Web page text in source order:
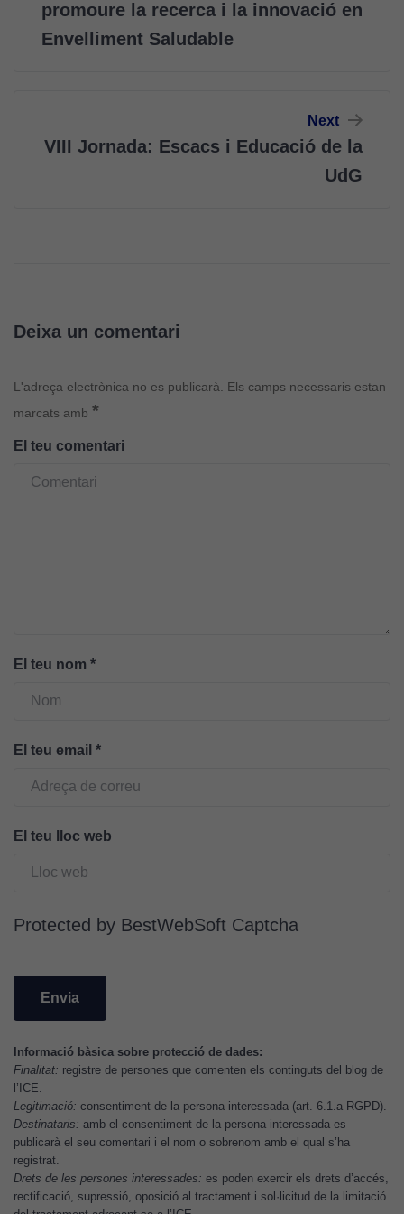
promoure la recerca i la innovació en
Envelliment Saludable
Next
VIII Jornada: Escacs i Educació de la
UdG
Deixa un comentari
L'adreça electrònica no es publicarà.
Els camps necessaris estan
marcats amb *
El teu comentari
El teu nom *
El teu email *
El teu lloc web
Protected by BestWebSoft Captcha
Informació bàsica sobre protecció de dades:
Finalitat: registre de persones que comenten els continguts del blog de
l’ICE.
Legitimació: consentiment de la persona interessada (art. 6.1.a RGPD).
Destinataris: amb el consentiment de la persona interessada es
publicarà el seu comentari i el nom o sobrenom amb el qual s’ha
registrat.
Drets de les persones interessades: es poden exercir els drets d’accés,
rectificació, supressió, oposició al tractament i sol·licitud de la limitació
lloc web
Utilitzem
cookies de
Google
Analytics
per tal que
millorar la
funcionalitat